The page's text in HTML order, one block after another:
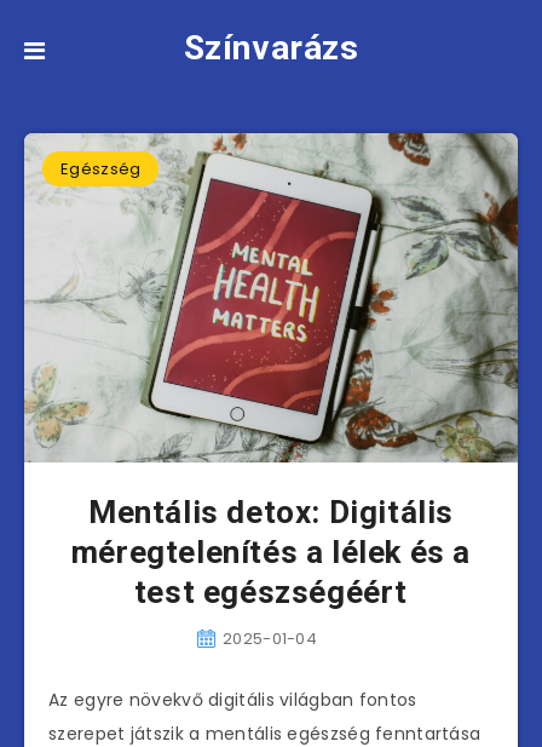
Színvarázs
Egészség
Mentális detox: Digitális
méregtelenítés a lélek és a
test egészségéért
2025-01-04
Az egyre növekvő digitális világban fontos
szerepet játszik a mentális egészség fenntartása